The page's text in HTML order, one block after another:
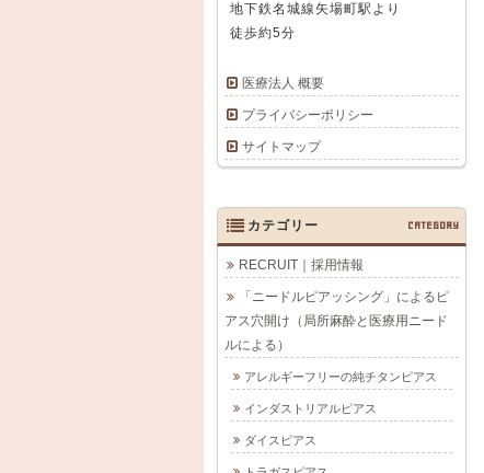
地下鉄名城線矢場町駅より
徒歩約5分
医療法人 概要
プライバシーポリシー
サイトマップ
カテゴリー CATEGORY
RECRUIT｜採用情報
「ニードルピアッシング」によるピ
アス穴開け（局所麻酔と医療用ニード
ルによる）
アレルギーフリーの純チタンピアス
インダストリアルピアス
ダイスピアス